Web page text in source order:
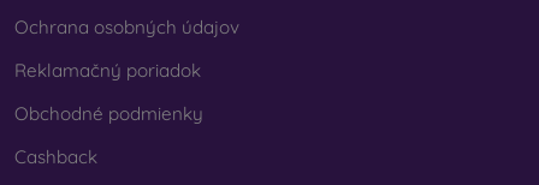
Ochrana osobných údajov
Reklamačný poriadok
Obchodné podmienky
Cashback